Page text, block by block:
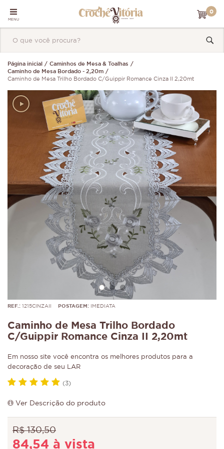
MENU
0
Página inicial
Caminhos de Mesa & Toalhas
Caminho de Mesa Bordado - 2,20m
Caminho de Mesa Trilho Bordado C/Guippir Romance Cinza II 2,20mt
REF.: 1215CINZAII POSTAGEM: IMEDIATA
Caminho de Mesa Trilho Bordado
C/Guippir Romance Cinza II 2,20mt
Em nosso site você encontra os melhores produtos para a
decoração de seu LAR
(3)
Ver Descrição do produto
R$ 130,50
84,54 à vista